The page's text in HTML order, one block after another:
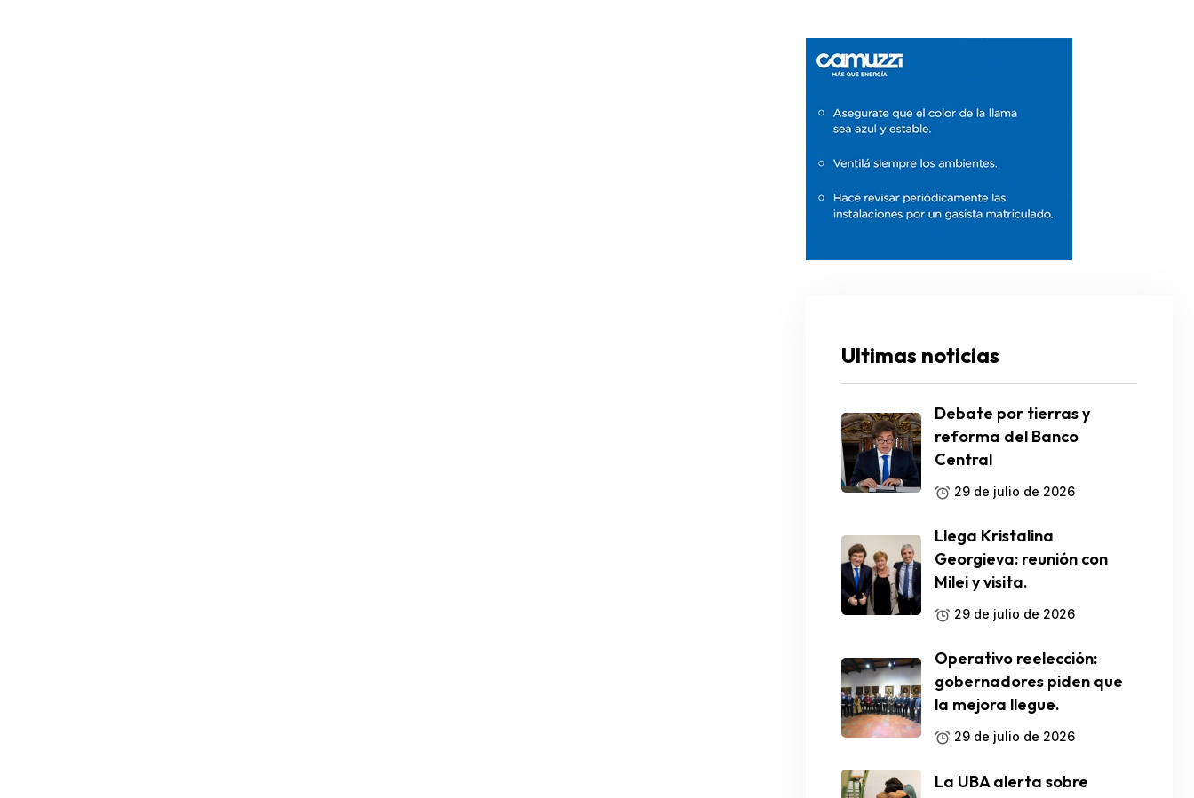
Ultimas noticias
Debate por tierras y
reforma del Banco
Central
29 de julio de 2026
Llega Kristalina
Georgieva: reunión con
Milei y visita.
29 de julio de 2026
Operativo reelección:
gobernadores piden que
la mejora llegue.
29 de julio de 2026
La UBA alerta sobre